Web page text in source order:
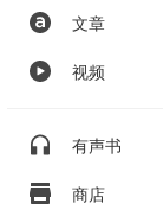
文章
视频
有声书
商店